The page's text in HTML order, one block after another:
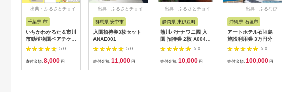
出典：ふるさとチョイ
千葉県 市
いちかわかるた＆市川
市動植物園ペアチケッ
ト 【12203-0196】
5.0
寄付金額: 8,000 円
出典：ふるさとチョイ
群馬県 安中市
入園招待券3枚セット
ANAE001
5.0
寄付金額: 11,000 円
出典：ふるさとチョイ
静岡県 東伊豆町
熱川バナナワニ園 入
園 招待券 2枚 A004
／ 熱帯 動植物園 チケ
ット 静岡県 東伊豆町
5.0
寄付金額: 10,000 円
出典：ふるなび
沖縄県 石垣市
アートホテル石垣島
施設利用券 3万円分
5.0
寄付金額: 100,000 円